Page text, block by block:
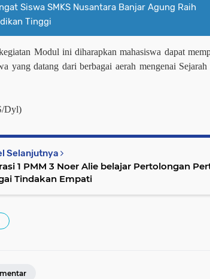
Siswa SMKS Nusantara Banjar Agung Raih
Tinggi
Modul ini diharapkan mahasiswa dapat
yang datang dari berbagai aerah mengenai
Dyl)
Selanjutnya
1 PMM 3 Noer Alie belajar Pertolongan
Tindakan Empati